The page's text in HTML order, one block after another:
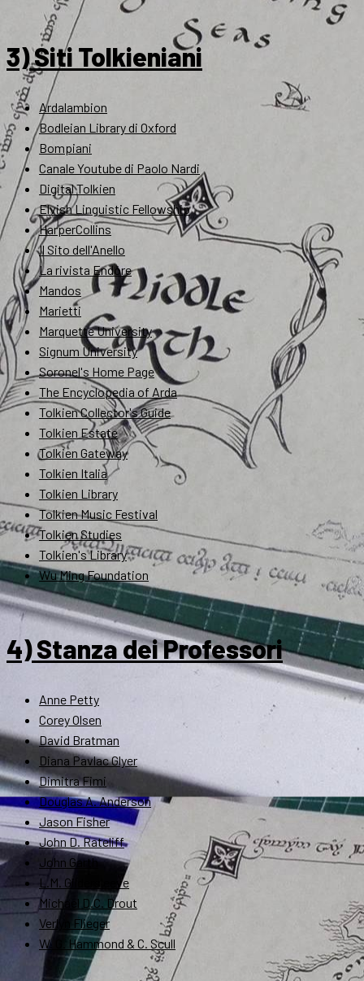
3) Siti Tolkieniani
Ardalambion
Bodleian Library di Oxford
Bompiani
Canale Youtube di Paolo Nardi
Digital Tolkien
Elvish Linguistic Fellowship
HarperCollins
Il Sito dell'Anello
La rivista Endóre
Mandos
Marietti
Marquette University
Signum University
Soronel's Home Page
The Encyclopedia of Arda
Tolkien Collector's Guide
Tolkien Estate
Tolkien Gateway
Tolkien Italia
Tolkien Library
Tolkien Music Festival
Tolkien Studies
Tolkien's Library
Wu Ming Foundation
4) Stanza dei Professori
Anne Petty
Corey Olsen
David Bratman
Diana Pavlac Glyer
Dimitra Fimi
Douglas A. Anderson
Jason Fisher
John D. Rateliff
John Garth
L.M. Gildersleeve
Michael D.C. Drout
Verlyn Flieger
W. G. Hammond & C. Scull